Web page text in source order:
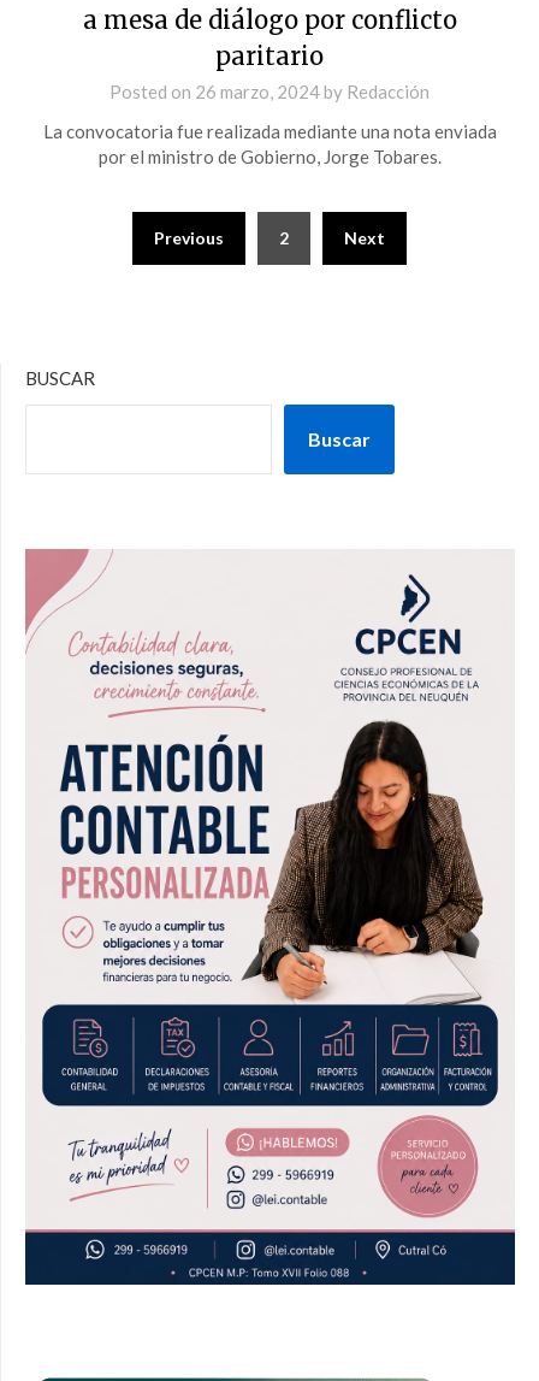
a mesa de diálogo por conflicto
paritario
Posted on 26 marzo, 2024by Redacción
La convocatoria fue realizada mediante una nota enviada
por el ministro de Gobierno, Jorge Tobares.
Previous 2 Next
BUSCAR
Buscar